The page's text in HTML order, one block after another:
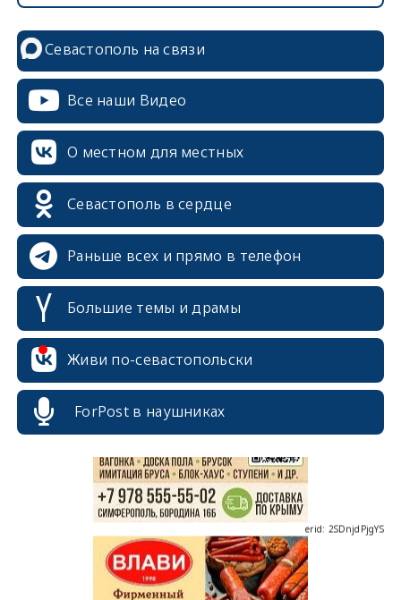
Севастополь на связи
Все наши Видео
О местном для местных
Севастополь в сердце
Раньше всех и прямо в телефон
Большие темы и драмы
Живи по-севастопольски
ForPost в наушниках
erid: 2SDnjcrDNw6